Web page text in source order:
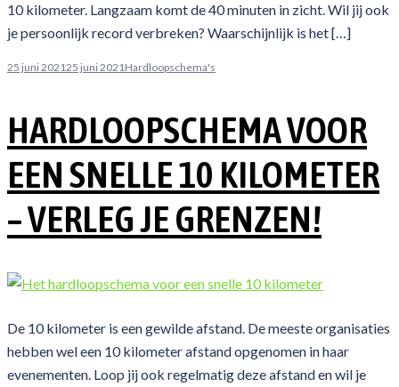
10 kilometer. Langzaam komt de 40 minuten in zicht. Wil jij ook
je persoonlijk record verbreken? Waarschijnlijk is het […]
25 juni 202125 juni 2021Hardloopschema's
HARDLOOPSCHEMA VOOR
EEN SNELLE 10 KILOMETER
– VERLEG JE GRENZEN!
De 10 kilometer is een gewilde afstand. De meeste organisaties
hebben wel een 10 kilometer afstand opgenomen in haar
evenementen. Loop jij ook regelmatig deze afstand en wil je